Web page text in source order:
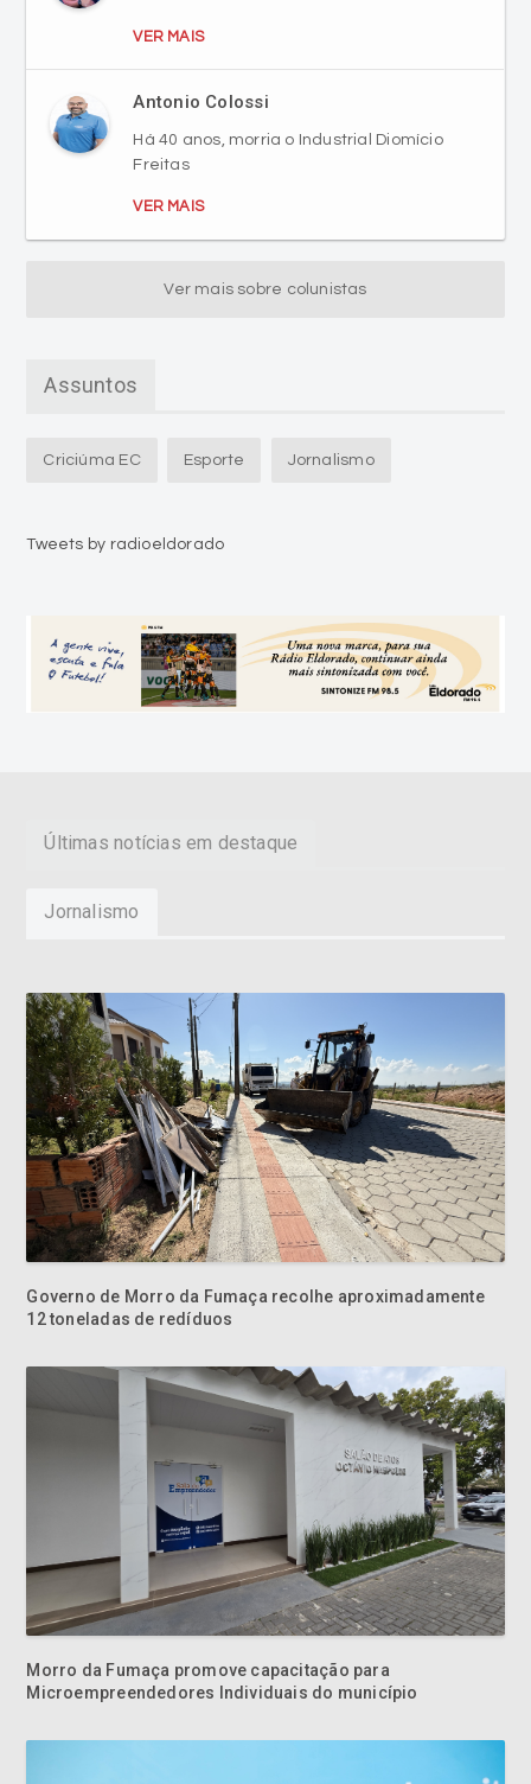
VER MAIS
Antonio Colossi
Há 40 anos, morria o Industrial Diomício
Freitas
VER MAIS
Ver mais sobre colunistas
Assuntos
Criciúma EC Esporte Jornalismo
Tweets by radioeldorado
Últimas notícias em destaque
Jornalismo
Governo de Morro da Fumaça recolhe aproximadamente
12 toneladas de redíduos
Morro da Fumaça promove capacitação para
Microempreendedores Individuais do município